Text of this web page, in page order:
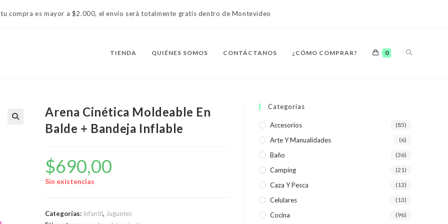
compra es mayor a $2.000, el envío será totalmente gratis dentro de Montevideo
TIENDA QUIÉNES SOMOS CONTÁCTANOS ¿CÓMO COMPRAR? 0 ALTERNAR
DE
LA
Arena Cinética Moldeable En
Balde + Bandeja Inflable
$690,00
Sin existencias
Categorías: Infantil, Juguetes
Categorías
Accesorios (85)
Arte Y Manualidades (6)
Baño (36)
Camping (21)
Caza Y Pesca (13)
Celulares (13)
Cocina (96)